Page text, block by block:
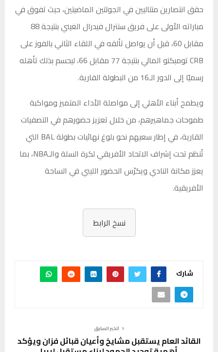
حقق انتصارين متتاليين في الجولتين الماضيتين، حيث تفوق في
مباراته الأولى على فريق سنترال فيدرال الغيني بنتيجة 88
مقابل 60، قبل أن يواصل تألقه في اللقاء الثاني بالفوز على
CRB تومبكتو المالي بنتيجة 77 مقابل 66، ليحسم بذلك تأهله
رسميًا إلى الدور الـ16 من البطولة القارية.
ويطمح أبناء الأهلي إلى مواصلة الأداء المتميز ومواكبة
طموحات جماهيرهم، من خلال تعزيز حضورهم في التصفيات
القارية، في إطار سعيهم نحو بلوغ نهائيات بطولة BAL التي
تُنظم تحت إشراف الاتحاد الأفريقي لكرة السلة والـNBA، بما
يعزز مكانة النادي ويكرّس الحضور الليبي في الساحة
الأفريقية.
نسخ الرابط
شارك
الخبر السابق
القائد العام يستقبل مشايخ وأعيان قبائل فزان ويؤكد